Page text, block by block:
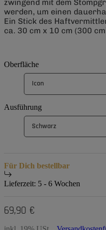
zwingend mit dem
werden, um einen
Ein Stick des
ca. 30 cm x 10 cm (300
Oberfläche
Icon
Ausführung
Schwarz
Für Dich bestellbar
Lieferzeit: 5 - 6 Wochen
69,90 €